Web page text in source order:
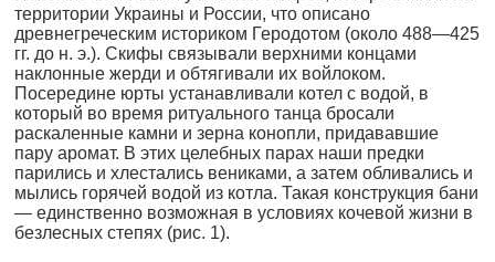
терри­тории Украины и России, что описано
древнегреческим истори­ком Геродотом (около 488—425
гг. до н. э.). Скифы связывали верхними концами
наклонные жерди и обтягивали их войлоком.
Посередине юрты устанавливали котел с водой, в
который во вре­мя ритуального танца бросали
раскаленные камни и зерна коноп­ли, придававшие
пару аромат. В этих целебных парах наши пред­ки
парились и хлестались вениками, а затем обливались и
мылись горячей водой из котла. Такая конструкция бани
— единственно возможная в условиях кочевой жизни в
безлесных степях (рис. 1).